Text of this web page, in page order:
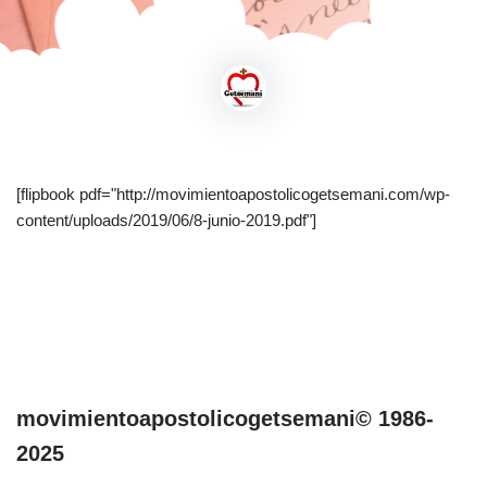
[flipbook pdf="http://movimientoapostolicogetsemani.com/wp-
content/uploads/2019/06/8-junio-2019.pdf"]
movimientoapostolicogetsemani© 1986-
2025